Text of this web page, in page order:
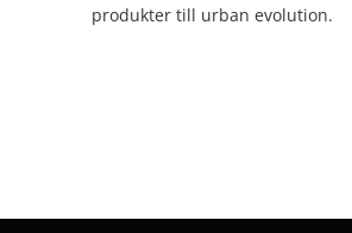
produkter till urban evolution.